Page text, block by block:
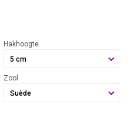
Hakhoogte
5 cm
Zool
Suède